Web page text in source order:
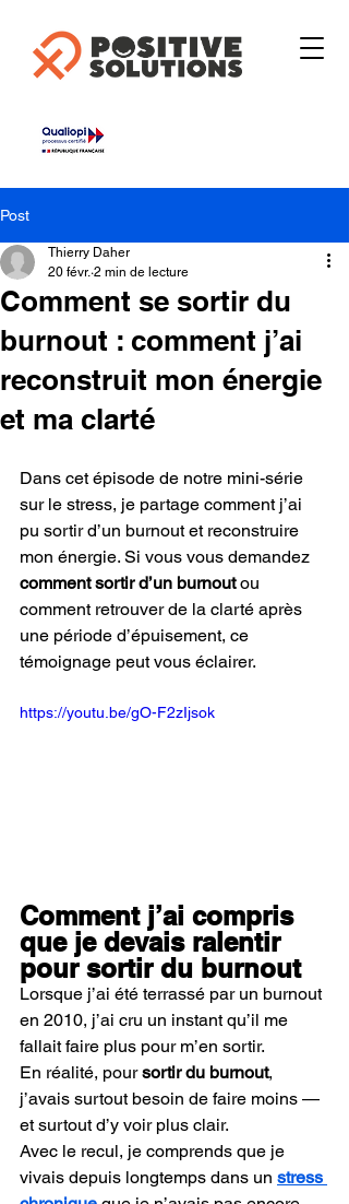
Post
Comment se sortir du
burnout : comment j’ai
reconstruit mon énergie
et ma clarté
Thierry Daher
20 févr. 2 min de lecture
Dans cet épisode de notre mini-série
sur le stress, je partage comment j’ai
pu sortir d’un burnout et reconstruire
mon énergie. Si vous vous demandez
comment sortir d’un burnout ou
comment retrouver de la clarté après
une période d’épuisement, ce
témoignage peut vous éclairer.
https://youtu.be/gO-F2zIjsok
Comment j’ai compris
que je devais ralentir
pour sortir du burnout
Lorsque j’ai été terrassé par un burnout
en 2010, j’ai cru un instant qu’il me
fallait faire plus pour m’en sortir.
En réalité, pour sortir du burnout,
j’avais surtout besoin de faire moins —
et surtout d’y voir plus clair.
Avec le recul, je comprends que je
vivais depuis longtemps dans un stress